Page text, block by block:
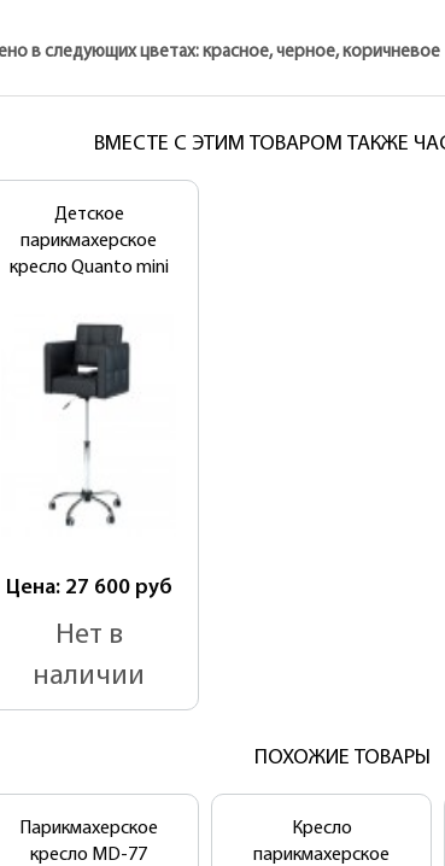
в следующих цветах: красное, черное, коричневое
ВМЕСТЕ С ЭТИМ ТОВАРОМ ТАКЖЕ
Детское
парикмахерское
кресло Quanto mini
Цена: 27 600 руб
Нет в
наличии
ПОХОЖИЕ ТОВАРЫ
Парикмахерское
кресло MD-77
Кресло
парикмахерское